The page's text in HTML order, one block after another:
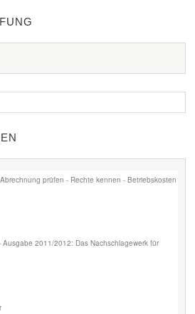
prüfen - Rechte kennen - Betriebskosten
Ausgabe 2011/2012: Das Nachschlagewerk für